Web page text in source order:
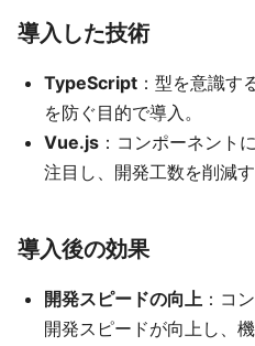
導入した技術
TypeScript ：型を意識す
を防ぐ目的で導入。
Vue.js ：コンポーネント
注目し、開発工数を削減
導入後の効果
開発スピードの向上 ：コ
開発スピードが向上し、